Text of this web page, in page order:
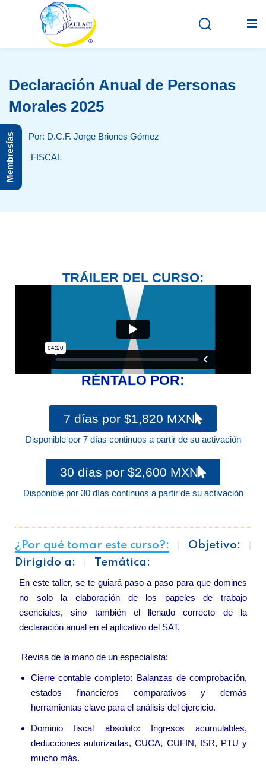
Inicio
Declaración Anual de Personas
Morales 2025
Por: D.C.F. Jorge Briones Gómez
FISCAL
TRÁILER DEL CURSO:
RÉNTALO POR:
7 días por $1,820 MXN
Disponible por 7 días continuos a partir de su activación
30 días por $2,600 MXN
Disponible por 30 días continuos a partir de su activación
¿Por qué tomar este curso?:
Objetivo:
Dirigido a:
Temática:
En este taller, se te guiará paso a paso para que domines
no solo la elaboración de los papeles de trabajo
esenciales, sino también el llenado correcto de la
declaración anual en el aplicativo del SAT.
Revisa de la mano de un especialista:
Cierre contable completo: Balanzas de comprobación,
estados financieros comparativos y demás
herramientas clave para el análisis del ejercicio.
Dominio fiscal absoluto: Ingresos acumulables,
deducciones autorizadas, CUCA, CUFIN, ISR, PTU y
mucho más.
Membresías